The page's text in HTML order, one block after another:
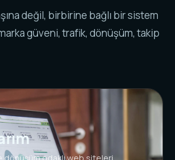
değil, birbirine bağlı bir sistem
güveni, trafik, dönüşüm, takip